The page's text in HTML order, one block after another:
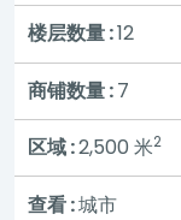
楼层数量 :12
商铺数量 :7
区域 :2,500米2
查看 :城市